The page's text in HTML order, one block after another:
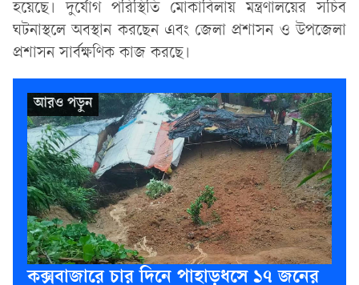
হয়েছে। দুর্যোগ পরিস্থিতি মোকাবিলায় মন্ত্রণালয়ের সচিব
ঘটনাস্থলে অবস্থান করছেন এবং জেলা প্রশাসন ও উপজেলা
প্রশাসন সার্বক্ষণিক কাজ করছে।
কক্সবাজারে চার দিনে পাহাড়ধসে ১৭ জনের